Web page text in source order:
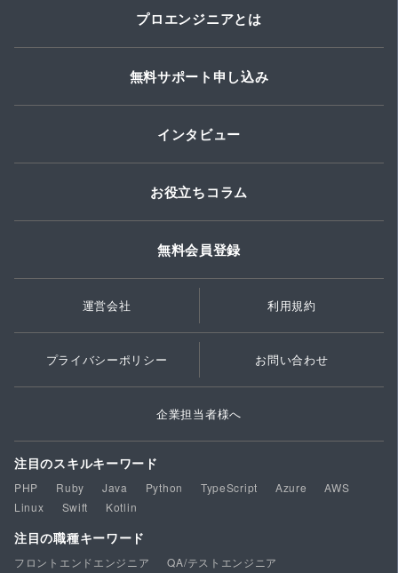
プロエンジニアとは
無料サポート申し込み
インタビュー
お役立ちコラム
無料会員登録
運営会社 利用規約
プライバシーポリシー お問い合わせ
企業担当者様へ
注目のスキルキーワード
PHP Ruby Java Python TypeScript Azure
AWS
Linux
Swift Kotlin
注目の職種キーワード
フロントエンドエンジニア
QA/テストエンジニア